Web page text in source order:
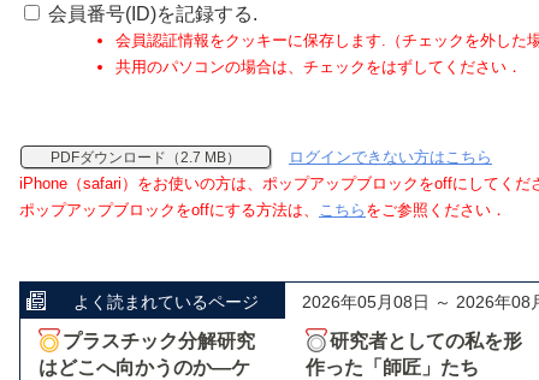
会員番号(ID)を記録する.
会員認証情報をクッキーに保存します.（チェックを外した
共用のパソコンの場合は、チェックをはずしてください．
PDFダウンロード（2.7 MB）
ログインできない方はこちら
iPhone（safari）をお使いの方は、ポップアップブロックをoffにしてくだ
ポップアップブロックをoffにする方法は、 こちら をご参照ください．
よく読まれているページ 2026年05月08日 ～ 2026年08
プラスチック分解研究
はどこへ向かうのか―ケ
研究者としての私を形
作った「師匠」たち